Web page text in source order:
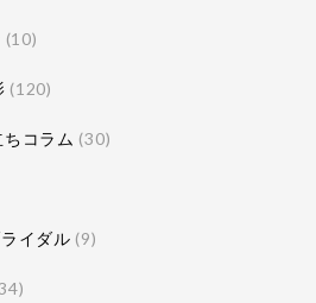
(10)
(120)
コラム (30)
イダル (9)